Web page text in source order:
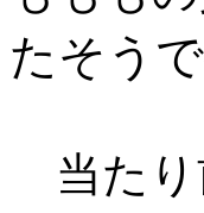
たそう
当たり